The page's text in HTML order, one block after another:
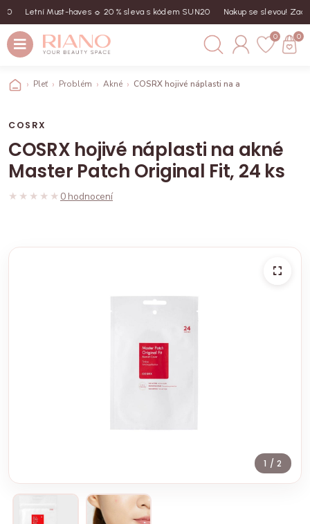
Letní Must-haves ☼ 20 % sleva s kódem SUN20 Nakup se slevou! Zadej
0 0
Pleť Problém Akné COSRX hojivé náplasti na akné Master Patch
COSRX
COSRX hojivé náplasti na akné
Master Patch Original Fit, 24 ks
★★★★★
★★★★★ 0 hodnocení
1 / 2